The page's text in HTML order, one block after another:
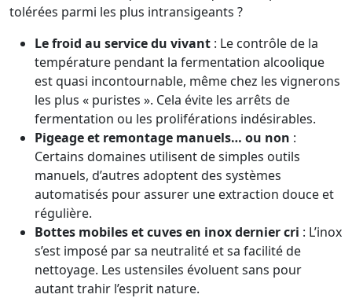
tolérées parmi les plus intransigeants ?
Le froid au service du vivant : Le contrôle de la
température pendant la fermentation alcoolique
est quasi incontournable, même chez les vignerons
les plus « puristes ». Cela évite les arrêts de
fermentation ou les proliférations indésirables.
Pigeage et remontage manuels… ou non :
Certains domaines utilisent de simples outils
manuels, d’autres adoptent des systèmes
automatisés pour assurer une extraction douce et
régulière.
Bottes mobiles et cuves en inox dernier cri : L’inox
s’est imposé par sa neutralité et sa facilité de
nettoyage. Les ustensiles évoluent sans pour
autant trahir l’esprit nature.